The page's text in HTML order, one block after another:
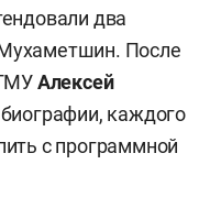
два
После
Алексей
каждого
с программной